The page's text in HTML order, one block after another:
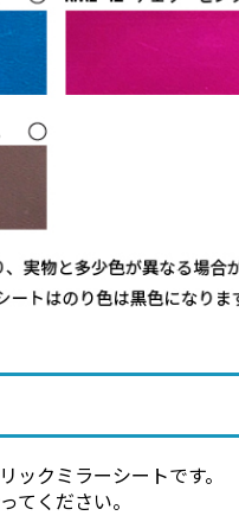
クミラーシートです。
てください。